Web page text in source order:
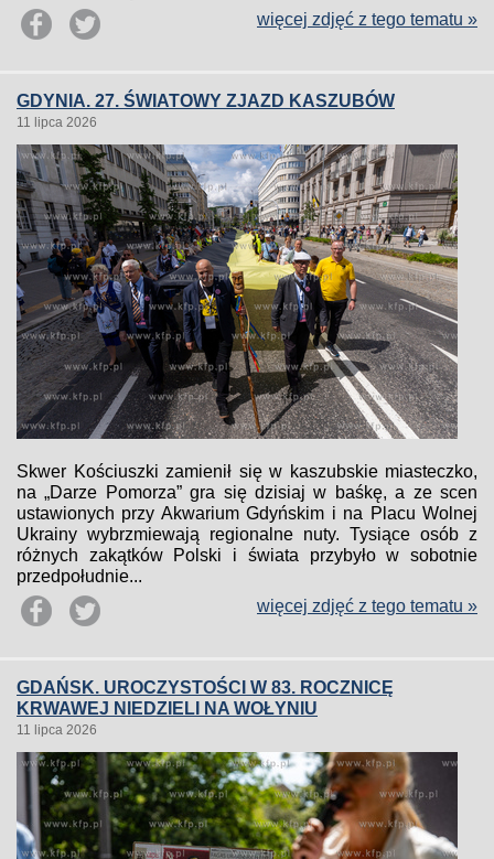
więcej zdjęć z tego tematu »
GDYNIA. 27. ŚWIATOWY ZJAZD KASZUBÓW
11 lipca 2026
Skwer Kościuszki zamienił się w kaszubskie miasteczko,
na „Darze Pomorza” gra się dzisiaj w baśkę, a ze scen
ustawionych przy Akwarium Gdyńskim i na Placu Wolnej
Ukrainy wybrzmiewają regionalne nuty. Tysiące osób z
różnych zakątków Polski i świata przybyło w sobotnie
przedpołudnie...
więcej zdjęć z tego tematu »
GDAŃSK. UROCZYSTOŚCI W 83. ROCZNICĘ
KRWAWEJ NIEDZIELI NA WOŁYNIU
11 lipca 2026